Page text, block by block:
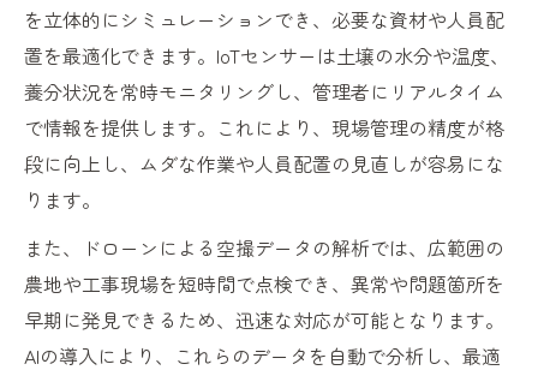
を立体的にシミュレーションでき、必要な資材や人員配
置を最適化できます。IoTセンサーは土壌の水分や温度、
養分状況を常時モニタリングし、管理者にリアルタイム
で情報を提供します。これにより、現場管理の精度が格
段に向上し、ムダな作業や人員配置の見直しが容易にな
ります。
また、ドローンによる空撮データの解析では、広範囲の
農地や工事現場を短時間で点検でき、異常や問題箇所を
早期に発見できるため、迅速な対応が可能となります。
AIの導入により、これらのデータを自動で分析し、最適